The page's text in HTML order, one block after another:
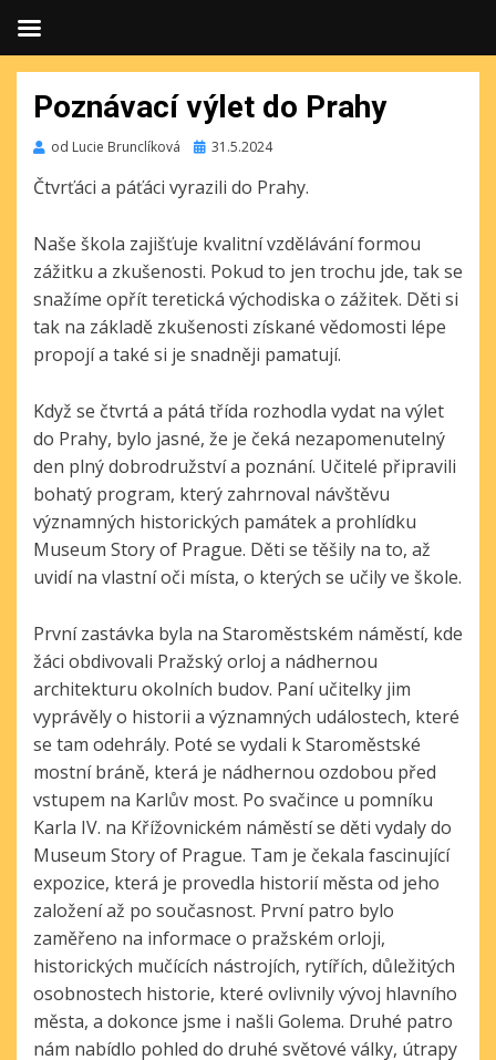
Poznávací výlet do Prahy
od Lucie Brunclíková Publikováno
31.5.2024
Čtvrťáci a páťáci vyrazili do Prahy.
Naše škola zajišťuje kvalitní vzdělávání formou
zážitku a zkušenosti. Pokud to jen trochu jde, tak se
snažíme opřít teretická východiska o zážitek. Děti si
tak na základě zkušenosti získané vědomosti lépe
propojí a také si je snadněji pamatují.
Když se čtvrtá a pátá třída rozhodla vydat na výlet
do Prahy, bylo jasné, že je čeká nezapomenutelný
den plný dobrodružství a poznání. Učitelé připravili
bohatý program, který zahrnoval návštěvu
významných historických památek a prohlídku
Museum Story of Prague. Děti se těšily na to, až
uvidí na vlastní oči místa, o kterých se učily ve škole.
První zastávka byla na Staroměstském náměstí, kde
žáci obdivovali Pražský orloj a nádhernou
architekturu okolních budov. Paní učitelky jim
vyprávěly o historii a významných událostech, které
se tam odehrály. Poté se vydali k Staroměstské
mostní bráně, která je nádhernou ozdobou před
vstupem na Karlův most. Po svačince u pomníku
Karla IV. na Křížovnickém náměstíse děti vydaly do
Museum Story of Prague. Tam je čekala fascinující
expozice, která je provedla historií města od jeho
založení až po současnost. První patro bylo
zaměřeno na informace o pražském orloji,
historických mučících nástrojích, rytířích, důležitých
osobnostech historie, které ovlivnily vývoj hlavního
města, a dokonce jsme i našli Golema. Druhé patro
nám nabídlo pohled do druhé světové války, útrapy